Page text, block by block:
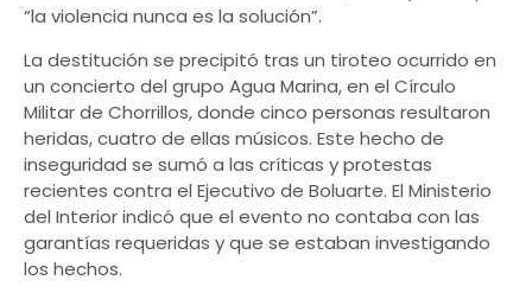
“la violencia nunca es la solución”.
La destitución se precipitó tras un tiroteo ocurrido en
un concierto del grupo Agua Marina, en el Círculo
Militar de Chorrillos, donde cinco personas resultaron
heridas, cuatro de ellas músicos. Este hecho de
inseguridad se sumó a las críticas y protestas
recientes contra el Ejecutivo de Boluarte. El Ministerio
del Interior indicó que el evento no contaba con las
garantías requeridas y que se estaban investigando
los hechos.